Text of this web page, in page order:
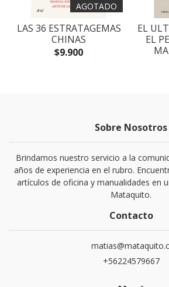
AGOTADO
LAS 36 ESTRATAGEMAS
CHINAS
$9.900
EL
EL
Sobre Nosotros
Brindamos nuestro servicio a la
años de experiencia en el rubro.
artículos de oficina y manualidades en
Mataquito.
Contacto
+56224579667